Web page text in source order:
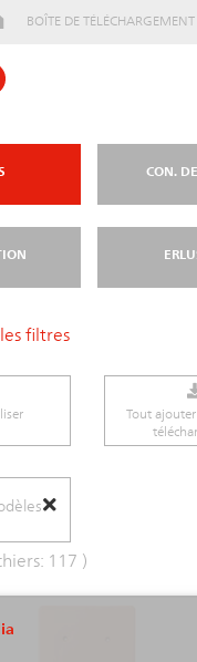
BOÎTE DE TÉLÉCHARGEMENT
CON.
filtres
Tout
117 )